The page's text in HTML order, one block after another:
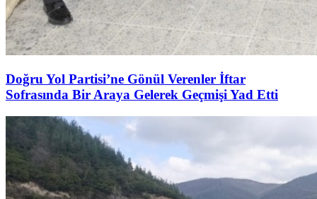
Doğru Yol Partisi’ne Gönül Verenler İftar
Sofrasında Bir Araya Gelerek Geçmişi Yad Etti